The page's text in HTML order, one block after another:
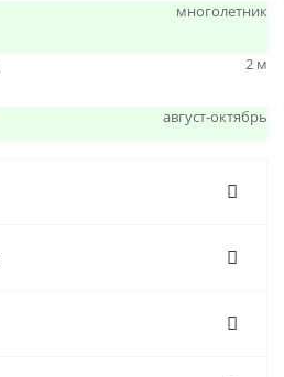
многолетник
2 м
август-октябрь